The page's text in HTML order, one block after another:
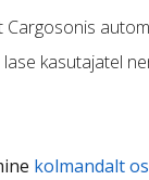
Cargosonis
lase kasutajatel
kolmandalt